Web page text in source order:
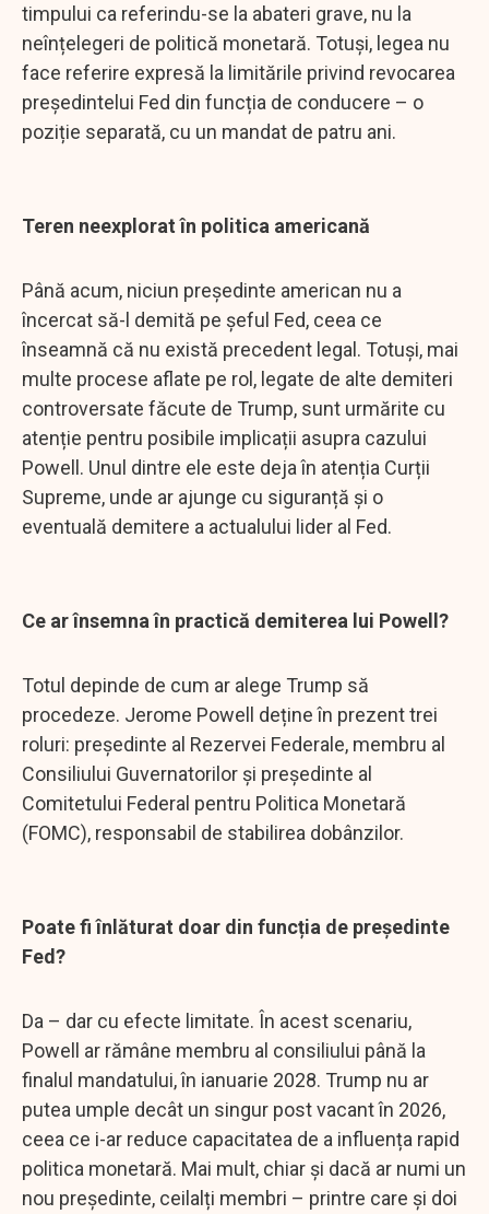
timpului ca referindu-se la abateri grave, nu la
neînțelegeri de politică monetară. Totuși, legea nu
face referire expresă la limitările privind revocarea
președintelui Fed din funcția de conducere – o
poziție separată, cu un mandat de patru ani.
Teren neexplorat în politica americană
Până acum, niciun președinte american nu a
încercat să-l demită pe șeful Fed, ceea ce
înseamnă că nu există precedent legal. Totuși, mai
multe procese aflate pe rol, legate de alte demiteri
controversate făcute de Trump, sunt urmărite cu
atenție pentru posibile implicații asupra cazului
Powell. Unul dintre ele este deja în atenția Curții
Supreme, unde ar ajunge cu siguranță și o
eventuală demitere a actualului lider al Fed.
Ce ar însemna în practică demiterea lui Powell?
Totul depinde de cum ar alege Trump să
procedeze. Jerome Powell deține în prezent trei
roluri: președinte al Rezervei Federale, membru al
Consiliului Guvernatorilor și președinte al
Comitetului Federal pentru Politica Monetară
(FOMC), responsabil de stabilirea dobânzilor.
Poate fi înlăturat doar din funcția de președinte
Fed?
Da – dar cu efecte limitate. În acest scenariu,
Powell ar rămâne membru al consiliului până la
finalul mandatului, în ianuarie 2028. Trump nu ar
putea umple decât un singur post vacant în 2026,
ceea ce i-ar reduce capacitatea de a influența rapid
politica monetară. Mai mult, chiar și dacă ar numi un
nou președinte, ceilalți membri – printre care și doi